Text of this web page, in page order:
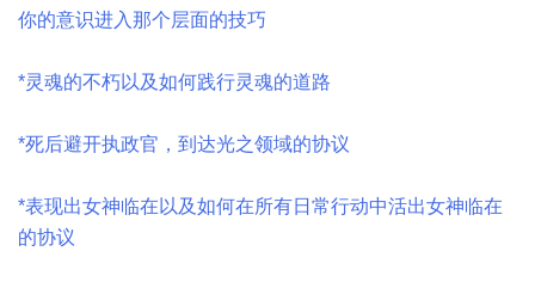
你的意识进入那个层面的技巧
*灵魂的不朽以及如何践行灵魂的道路
*死后避开执政官，到达光之领域的协议
*表现出女神临在以及如何在所有日常行动中活出女神临在
的协议